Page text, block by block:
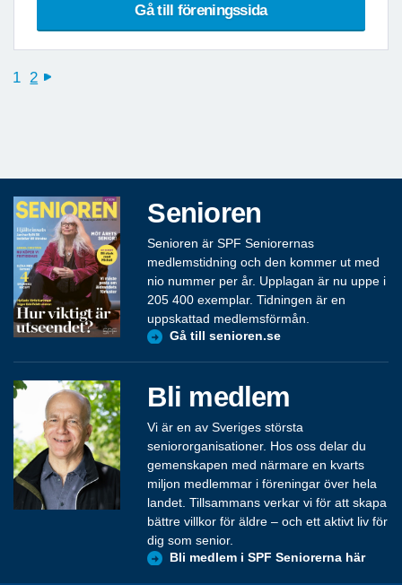
Gå till föreningssida
1 2 next
Senioren
Senioren är SPF Seniorernas
medlemstidning och den kommer ut med
nio nummer per år. Upplagan är nu uppe i
205 400 exemplar. Tidningen är en
uppskattad medlemsförmån.
Gå till senioren.se
Bli medlem
Vi är en av Sveriges största
seniororganisationer. Hos oss delar du
gemenskapen med närmare en kvarts
miljon medlemmar i föreningar över hela
landet. Tillsammans verkar vi för att skapa
bättre villkor för äldre – och ett aktivt liv för
dig som senior.
Bli medlem i SPF Seniorerna här